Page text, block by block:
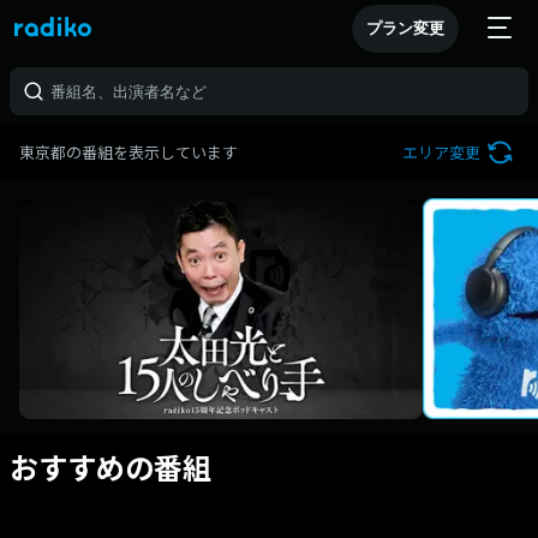
プラン変更
東京都の番組を表示しています エリア変更
おすすめの番組